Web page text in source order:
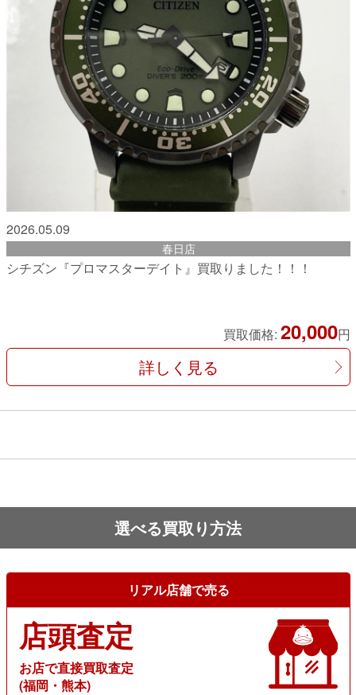
2026.05.09
春日店
シチズン『プロマスターデイト』買取りました！！！
買取価格: 20,000円
詳しく見る
選べる買取り方法
リアル店舗で売る
店頭査定
お店で直接買取査定
(福岡・熊本)